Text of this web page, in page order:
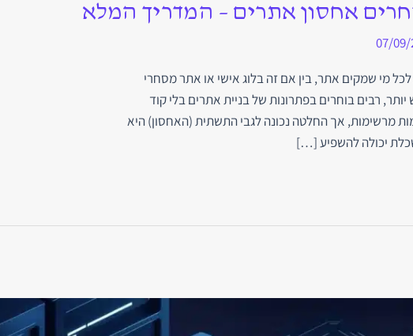
אחסון אתרים – המדריך המלא
07/09/
מי שמקים אתר, בין אם זה בלוג אישי או אתר מסחרי
רבים בוחרים בפתרונות של בניית אתרים בלי קוד
מרשימות, אך החלטה נכונה לגבי התשתית (האחסון) היא
יכולה להשפיע […]